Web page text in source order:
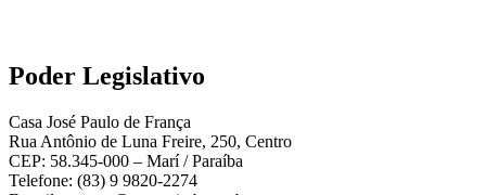
Poder Legislativo
Casa José Paulo de França
Rua Antônio de Luna Freire, 250, Centro
CEP: 58.345-000 – Marí / Paraíba
Telefone: (83) 9 9820-2274